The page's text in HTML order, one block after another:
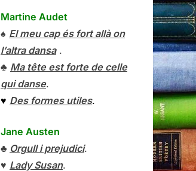
Martine Audet
♠ El meu cap és fort allà on
l’altra dansa.
♣ Ma tête est forte de celle
qui danse.
♥ Des formes utiles.
Jane Austen
♣ Orgull i prejudici.
♥ Lady Susan.